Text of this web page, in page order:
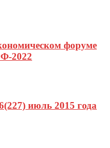
форуме
2022
июль 2015 года